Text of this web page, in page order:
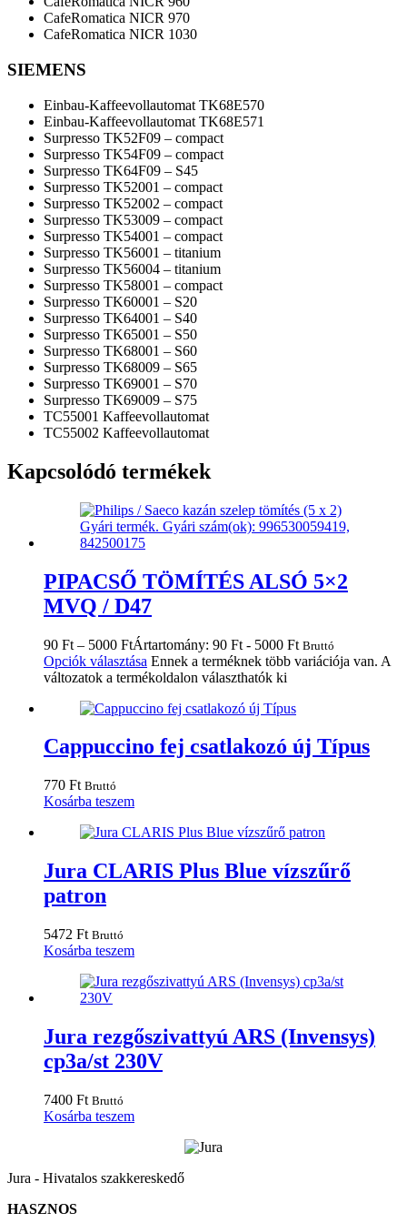
CafeRomatica NICR 970
CafeRomatica NICR 1030
SIEMENS
Einbau-Kaffeevollautomat TK68E570
Einbau-Kaffeevollautomat TK68E571
Surpresso TK52F09 – compact
Surpresso TK54F09 – compact
Surpresso TK64F09 – S45
Surpresso TK52001 – compact
Surpresso TK52002 – compact
Surpresso TK53009 – compact
Surpresso TK54001 – compact
Surpresso TK56001 – titanium
Surpresso TK56004 – titanium
Surpresso TK58001 – compact
Surpresso TK60001 – S20
Surpresso TK64001 – S40
Surpresso TK65001 – S50
Surpresso TK68001 – S60
Surpresso TK68009 – S65
Surpresso TK69001 – S70
Surpresso TK69009 – S75
TC55001 Kaffeevollautomat
TC55002 Kaffeevollautomat
Kapcsolódó termékek
PIPACSŐ TÖMÍTÉS ALSÓ 5×2
MVQ / D47
90 Ft – 5000 FtÁrtartomány: 90 Ft - 5000 Ft Bruttó
Opciók választása Ennek a terméknek több variációja van. A
változatok a termékoldalon választhatók ki
Cappuccino fej csatlakozó új Típus
770 Ft Bruttó
Kosárba teszem
Jura CLARIS Plus Blue vízszűrő
patron
5472 Ft Bruttó
Kosárba teszem
Jura rezgőszivattyú ARS (Invensys)
cp3a/st 230V
7400 Ft Bruttó
Kosárba teszem
Jura - Hivatalos szakkereskedő
HASZNOS